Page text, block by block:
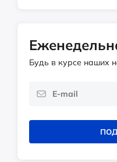
Будь в курсе наших